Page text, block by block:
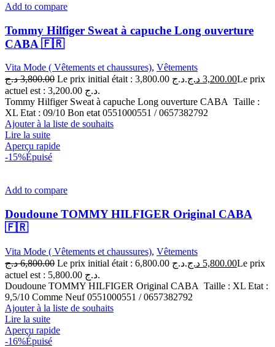
Add to compare
Tommy Hilfiger Sweat à capuche Long ouverture
CABA 🇫🇷
Vita Mode ( Vêtements et chaussures), Vêtements
3,800.00 د.ج Le prix initial était : 3,800.00 د.ج. 3,200.00 د.ج
Le prix
actuel est : 3,200.00 د.ج.
Tommy Hilfiger Sweat à capuche Long ouverture CABA Taille :
XL Etat : 09/10 Bon etat 0551000551 / 0657382792
Ajouter à la liste de souhaits
Lire la suite
Aperçu rapide
-15%Épuisé
Add to compare
Doudoune TOMMY HILFIGER Original CABA
🇫🇷
Vita Mode ( Vêtements et chaussures), Vêtements
6,800.00 د.ج Le prix initial était : 6,800.00 د.ج. 5,800.00 د.ج
Le prix
actuel est : 5,800.00 د.ج.
Doudoune TOMMY HILFIGER Original CABA Taille : XL Etat :
9,5/10 Comme Neuf 0551000551 / 0657382792
Ajouter à la liste de souhaits
Lire la suite
Aperçu rapide
-16%Épuisé